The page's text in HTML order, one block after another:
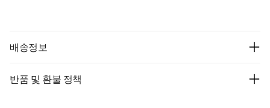
배송정보
반품 및 환불 정책